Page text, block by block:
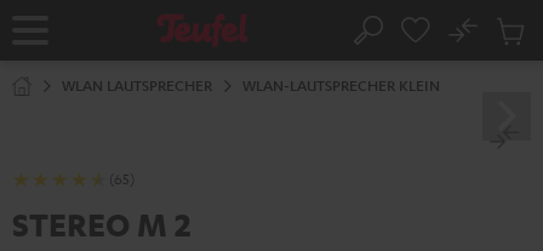
Startseite Suche
No
WLAN LAUTSPRECHER WLAN-LAUTSPRECHER KLEIN
(65)
STEREO M 2